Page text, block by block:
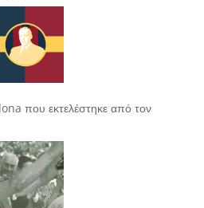
που εκτελέστηκε από τον